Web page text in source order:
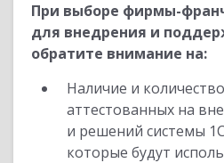
При выборе фирмы-
для внедрения и
обратите внимание на:
Наличие и
аттестованных на
и решений системы
которые будут